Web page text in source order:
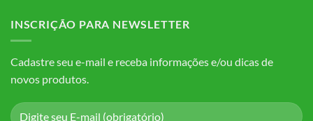
INSCRIÇÃO PARA NEWSLETTER
Cadastre seu e-mail e receba informações e/ou dicas de
novos produtos.